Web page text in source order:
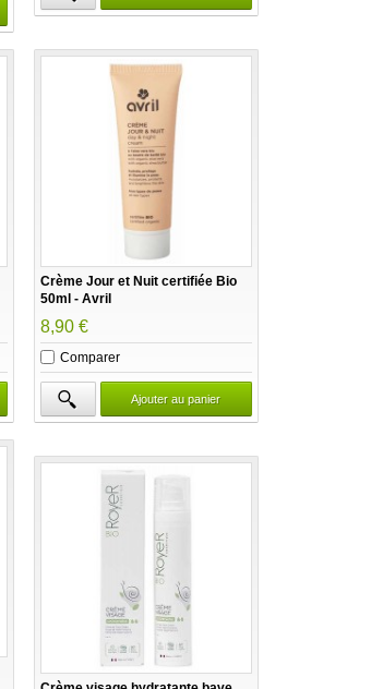
Crème Jour et Nuit certifiée Bio
50ml - Avril
8,90 €
Comparer
Ajouter au panier